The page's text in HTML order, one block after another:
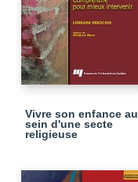
Vivre son enfance au
sein d'une secte
religieuse